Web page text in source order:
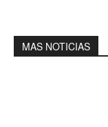
MAS NOTICIAS